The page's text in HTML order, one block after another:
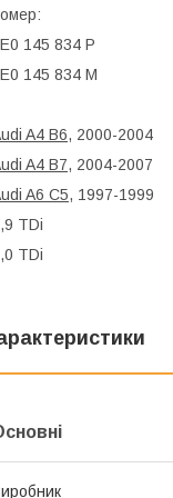
145 834 P
145 834 M
A4 B6, 2000-2004
A4 B7, 2004-2007
A6 C5, 1997-1999
TDi
TDi